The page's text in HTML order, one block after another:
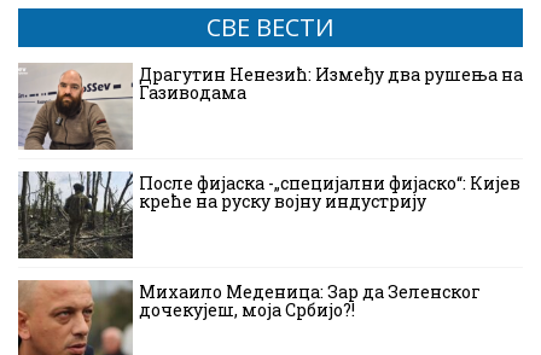
СВЕ ВЕСТИ
Драгутин Ненезић: Између два рушења на
Газиводама
После фијаска -„специјални фијаско“: Кијев
креће на руску војну индустрију
Михаило Меденица: Зар да Зеленског
дочекујеш, моја Србијо?!